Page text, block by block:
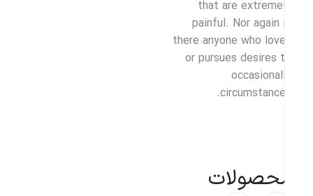
that are
painful. Nor again
there anyone who
or pursues desires